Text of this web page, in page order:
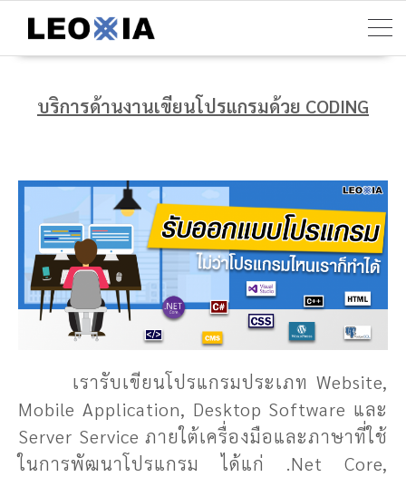
บริการด้านงานเขียนโปรแกรมด้วย CODING
เรารับเขียนโปรแกรมประเภท Website,
Mobile Application, Desktop Software และ
Server Service ภายใต้เครื่องมือและภาษาที่ใช้
ในการพัฒนาโปรแกรม ได้แก่ .Net Core,